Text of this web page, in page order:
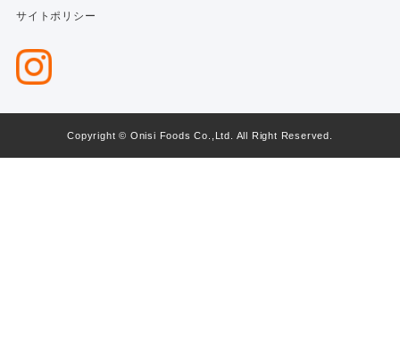
サイトポリシー
Copyright © Onisi Foods Co.,Ltd. All Right Reserved.